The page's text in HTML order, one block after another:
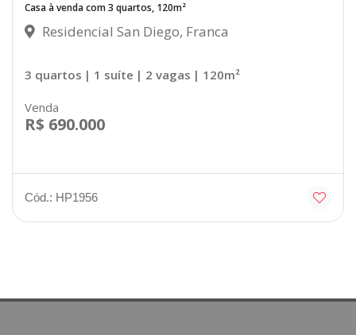
Casa à venda com 3 quartos, 120m²
Residencial San Diego, Franca
3 quartos | 1 suíte | 2 vagas | 120m²
Venda
R$ 690.000
Cód.: HP1956